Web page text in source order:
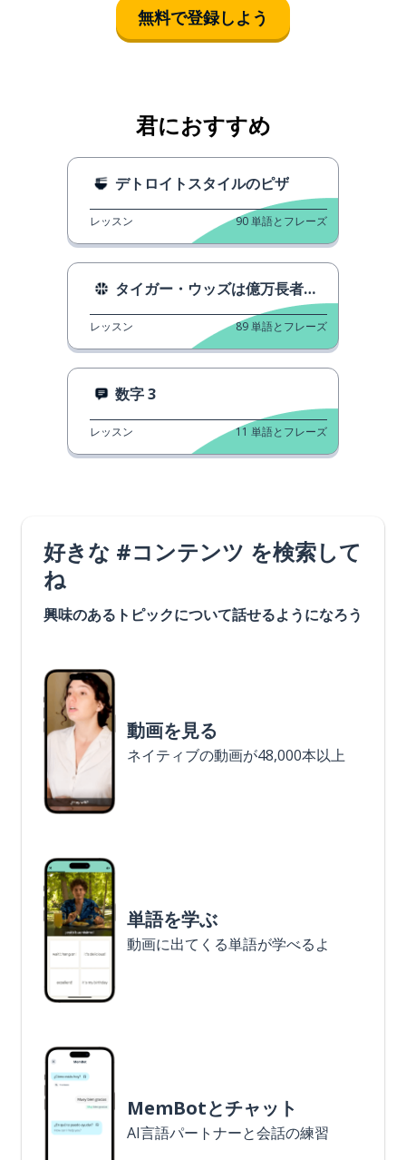
無料で登録しよう
君におすすめ
デトロイトスタイルのピザ
レッスン 90単語とフレーズ
タイガー・ウッズは億万長者です。
レッスン 89単語とフレーズ
数字 3
レッスン 11 単語とフレーズ
好きな #コンテンツ を検索して
ね
興味のあるトピックについて話せるようになろう
動画を見る
ネイティブの動画が48,000本以上
単語を学ぶ
動画に出てくる単語が学べるよ
MemBotとチャット
AI言語パートナーと会話の練習